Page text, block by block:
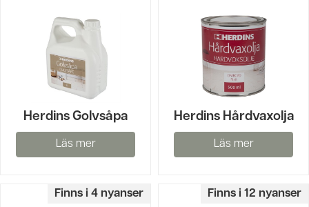
Herdins Golvsåpa
Läs mer
Herdins Hårdvaxolja
Läs mer
Finns i 4 nyanser Finns i 12 nyanser